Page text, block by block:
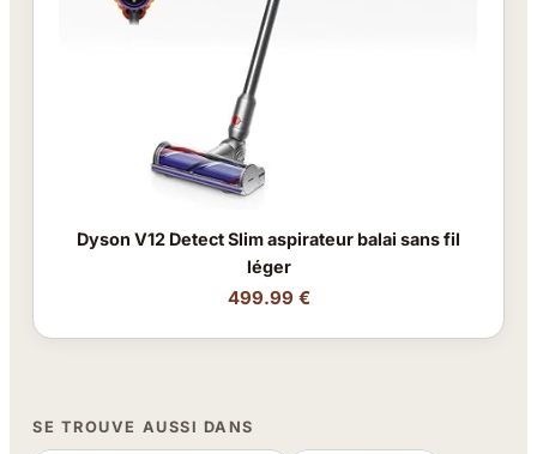
Dyson V12 Detect Slim aspirateur balai sans fil
léger
499.99 €
SE TROUVE AUSSI DANS